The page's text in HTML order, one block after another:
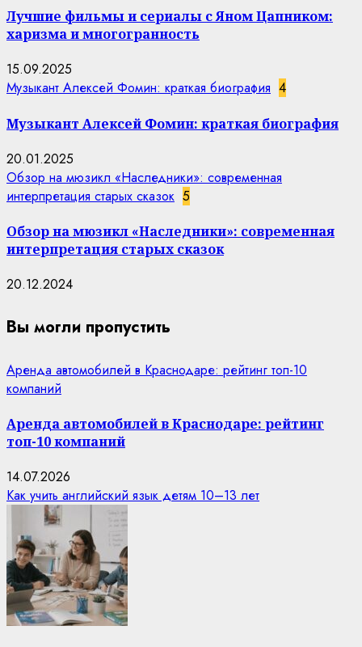
Лучшие фильмы и сериалы с Яном Цапником:
харизма и многогранность
15.09.2025
Музыкант Алексей Фомин: краткая биография 4
Музыкант Алексей Фомин: краткая биография
20.01.2025
Обзор на мюзикл «Наследники»: современная
интерпретация старых сказок 5
Обзор на мюзикл «Наследники»: современная
интерпретация старых сказок
20.12.2024
Вы могли пропустить
Аренда автомобилей в Краснодаре: рейтинг топ-10
компаний
Аренда автомобилей в Краснодаре: рейтинг
топ-10 компаний
14.07.2026
Как учить английский язык детям 10–13 лет